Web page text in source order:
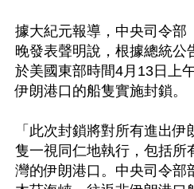
據大紀元報導，中央司令部
晚發表聲明說，根據總統公
於美國東部時間4月13日上
伊朗港口的船隻實施封鎖。
「此次封鎖將對所有進出
隻一視同仁地執行，包括所
灣的伊朗港口。中央司令部